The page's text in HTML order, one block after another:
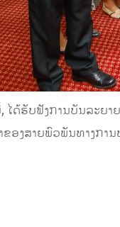
ໄດ້ຮັບຟັງການບັນລະຍ
ຂອງສາຍພົວພັນທາງກ